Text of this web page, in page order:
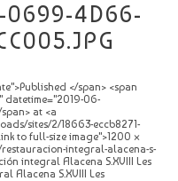
0699-4D66-
</span> <span
datetime="2019-06-
at <a
sites/2/18663-eccb8271-
to full-size image">1200 ×
integral-alacena-s-
integral Alacena S.XVIII Les
Alacena S.XVIII Les